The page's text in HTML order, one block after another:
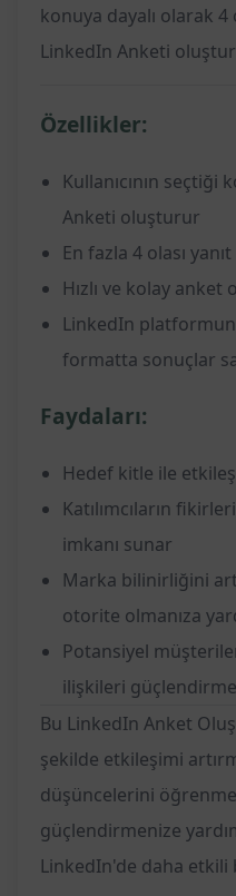
konuya dayalı olarak 4
LinkedIn Anketi
Özellikler:
Kullanıcının
Anketi oluşturur
En fazla 4 olası
Hızlı ve kolay
LinkedIn
formatta sonuçlar
Faydaları:
Hedef kitle ile
Katılımcıların
imkanı sunar
Marka bilinirliğini
otorite olmanıza
Potansiyel
ilişkileri
Bu LinkedIn Anket
şekilde etkileşimi
düşüncelerini
güçlendirmenize
LinkedIn'de daha etkili